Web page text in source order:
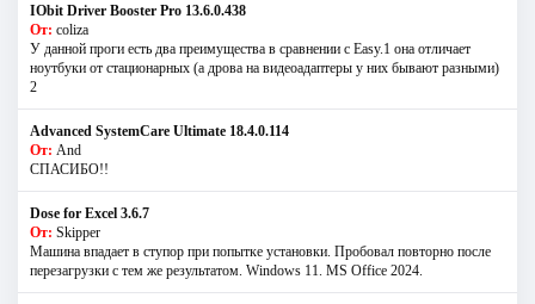
IObit Driver Booster Pro 13.6.0.438
От: coliza
У данной проги есть два преимущества в сравнении с Easy.1 она отличает
ноутбуки от стационарных (а дрова на видеоадаптеры у них бывают разными)
2
Advanced SystemCare Ultimate 18.4.0.114
От: And
СПАСИБО!!
Dose for Excel 3.6.7
От: Skipper
Машина впадает в ступор при попытке установки. Пробовал повторно после
перезагрузки с тем же результатом. Windows 11. MS Offiсe 2024.